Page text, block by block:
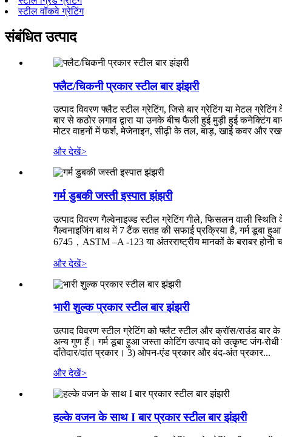
स्टील वॉकवे ग्रेटिंग
संबंधित उत्पाद
फ्लैट/चिकनी प्रकार स्टील बार झंझरी
उत्पाद विवरण फ्लैट स्टील ग्रेटिंग, जिसे बार ग्रेटिंग या मेटल
बार से कठोर लगाव द्वारा या उनके बीच फैली हुई मुड़ी हुई कनेक्टिंग
मोटर वाहनों में फर्श, मेजेनाइन, सीढ़ी के तल, बाड़, खाई कवर और
और देखें>
गर्म डुबकी जस्ती इस्पात झंझरी
उत्पाद विवरण गैल्वेनाइज्ड स्टील ग्रेटिंग गीले, फिसलन वाली
गैल्वनाइजिंग बाथ में 7 टैंक सतह की सफाई प्रक्रिया है, गर्म डूबा
6745，ASTM –A -123 या अंतरराष्ट्रीय मानकों के बराबर होनी
और देखें>
भारी शुल्क प्रकार स्टील बार झंझरी
उत्पाद विवरण स्टील ग्रेटिंग को फ्लैट स्टील और क्रॉस/राउंड बार
अन्य गुण हैं। गर्म डूबा हुआ जस्ता कोटिंग उत्पाद को उत्कृष्ट जंग-
दाँतेदार/दांत प्रकार। 3) ओपन-एंड प्रकार और बंद-अंत प्रकार...
और देखें>
हल्के वजन के साथ I बार प्रकार स्टील बार झंझरी